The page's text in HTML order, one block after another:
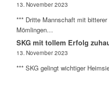
13. November 2023
*** Dritte Mannschaft mit bitterer
Mömlingen…
SKG mit tollem Erfolg
13. November 2023
*** SKG gelingt wichtiger